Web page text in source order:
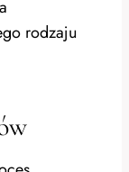
rodzaju